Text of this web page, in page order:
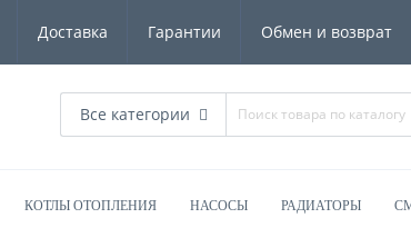
Доставка Гарантии Обмен и возврат
Все категории
КОТЛЫ ОТОПЛЕНИЯ НАСОСЫ РАДИАТОРЫ